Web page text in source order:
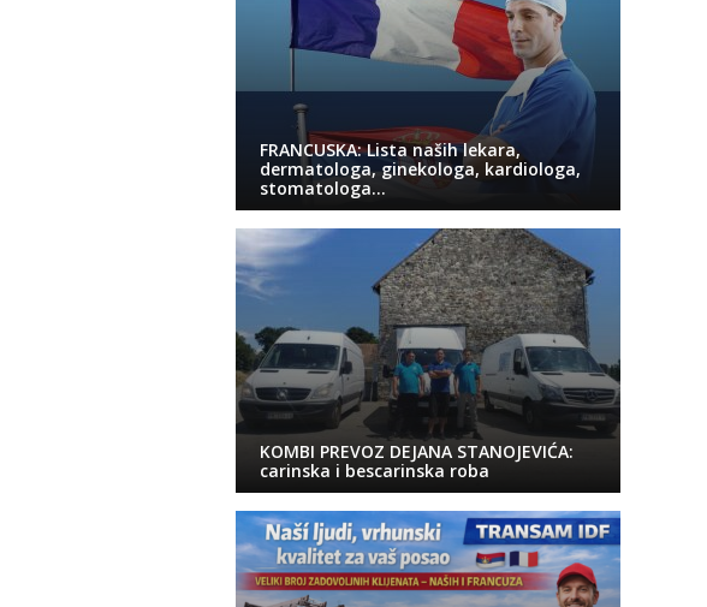
FRANCUSKA: Lista naših lekara,
dermatologa, ginekologa, kardiologa,
stomatologa…
KOMBI PREVOZ DEJANA STANOJEVIĆA:
carinska i bescarinska roba